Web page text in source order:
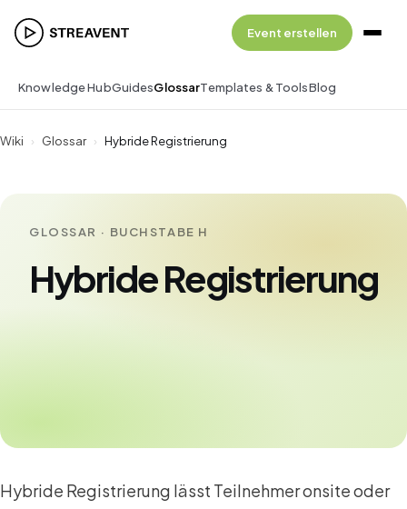
Event erstellen
Knowledge HubGuidesGlossarTemplates & ToolsBlog
Wiki › Glossar › Hybride Registrierung
GLOSSAR · BUCHSTABE H
Hybride Registrierung
Hybride Registrierung lässt Teilnehmer onsite oder